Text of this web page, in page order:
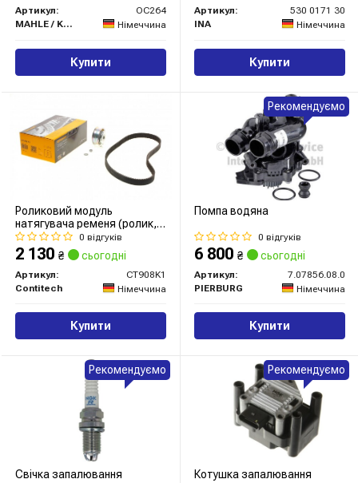
Артикул:
OC264
MAHLE / KNECHT
Німеччина
Купити
Артикул:
530 0171 30
INA
Німеччина
Купити
Роликовий модуль
натягувача ременя (ролик,
ремінь)
0 відгуків
2 130 ₴ сьогодні
Артикул:
CT908K1
Contitech
Німеччина
Купити
Помпа водяна
0 відгуків
6 800 ₴ сьогодні
Артикул:
7.07856.08.0
PIERBURG
Німеччина
Купити
Рекомендуємо
Свічка запалювання
Рекомендуємо
Котушка запалювання
Рекомендуємо